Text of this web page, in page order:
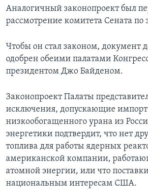
Аналогичный законопроект был
рассмотрение комитета Сената по
Чтобы он стал законом, документ
одобрен обеими палатами
президентом Джо Байденом.
Законопроект Палаты
исключения, допускающие импорт
низкообогащенного урана из
энергетики подтвердит, что нет
топлива для работы ядерных
американской компании,
атомной энергии, или что
национальным интересам США.